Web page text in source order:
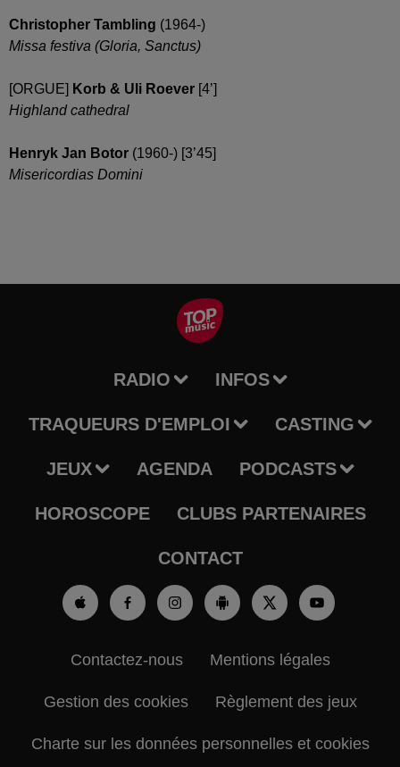
Christopher Tambling (1964-)
Missa festiva (Gloria, Sanctus)
[ORGUE] Korb & Uli Roever [4’]
Highland cathedral
Henryk Jan Botor (1960-) [3’45]
Misericordias Domini
RADIO INFOS
TRAQUEURS D'EMPLOI CASTING
JEUX AGENDA PODCASTS
HOROSCOPE CLUBS PARTENAIRES
CONTACT
Contactez-nous Mentions légales
Gestion des cookies Règlement des jeux
Charte sur les données personnelles et cookies